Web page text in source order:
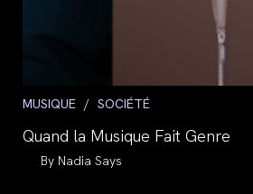
Post
MUSIQUE / SOCIÉTÉ
Quand la Musique Fait Genre
Auteur/autrice
Nadia Says